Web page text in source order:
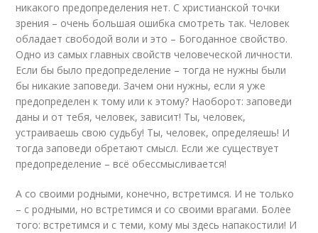
никакого предопределения нет. С христианской точки
зрения – очень большая ошибка смотреть так. Человек
обладает свободой воли и это – Богоданное свойство.
Одно из самых главных свойств человеческой личности.
Если бы было предопределение – тогда не нужны были
бы никакие заповеди. Зачем они нужны, если я уже
предопределен к тому или к этому? Наоборот: заповеди
даны и от тебя, человек, зависит! Ты, человек,
устраиваешь свою судьбу! Ты, человек, определяешь! И
тогда заповеди обретают смысл. Если же существует
предопределение – всё обессмысливается!
А со своими родными, конечно, встретимся. И не только
– с родными, но встретимся и со своими врагами. Более
того: встретимся и с теми, кому мы здесь напакостили! И